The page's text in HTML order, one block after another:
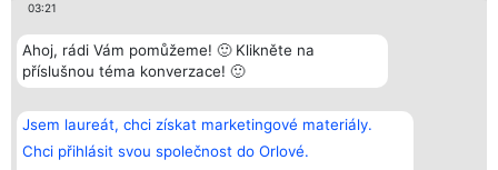
03:21
Ahoj, rádi Vám pomůžeme! 🙂 Klikněte na
příslušnou téma konverzace! 🙂
Jsem laureát, chci získat marketingové materiály.
Chci přihlásit svou společnost do Orlové.
Bright Side Solutions sp. z o.
o. sp. k.
ul. Ruska 22
Wrocław 50-079
Vítězové
Seznam všech
laureátů
Zásady
Kontakt